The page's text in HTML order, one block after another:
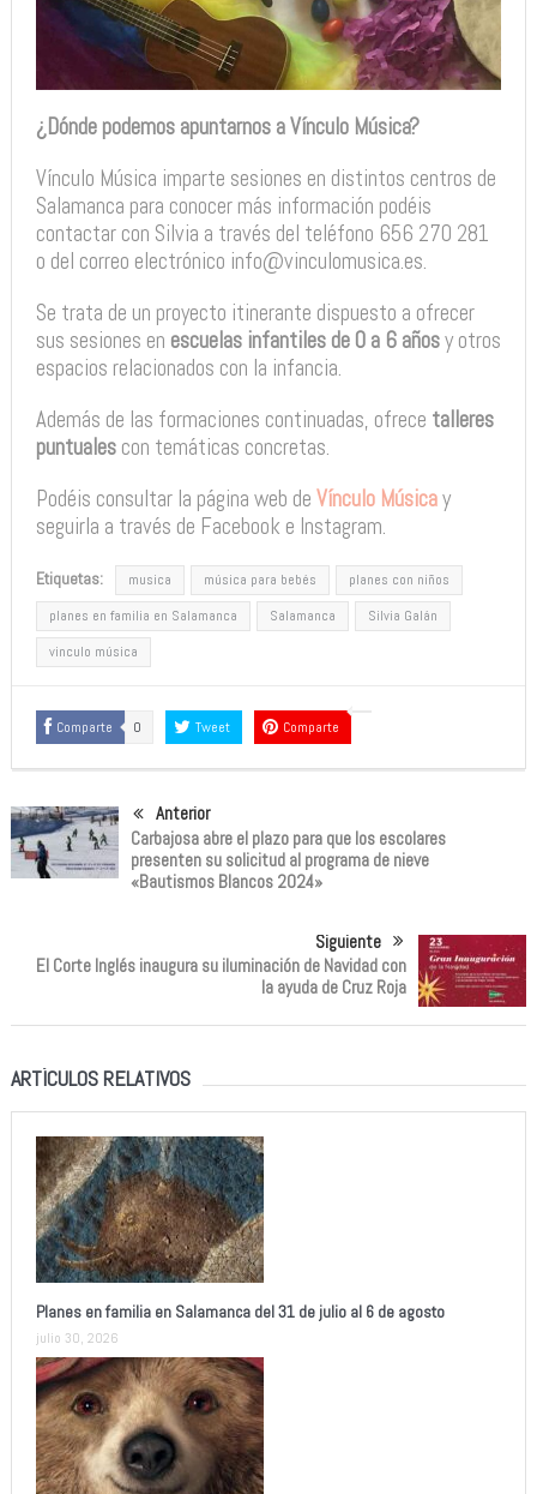
¿Dónde podemos apuntarnos a Vínculo Música?
Vínculo Música imparte sesiones en distintos centros de
Salamanca para conocer más información podéis
contactar con Silvia a través del teléfono 656 270 281
o del correo electrónico info@vinculomusica.es.
Se trata de un proyecto itinerante dispuesto a ofrecer
sus sesiones en escuelas infantiles de 0 a 6 añosy otros
espacios relacionados con la infancia.
Además de las formaciones continuadas, ofrece talleres
puntualescon temáticas concretas.
Podéis consultar la página web de Vínculo Músicay
seguirla a través de Facebook e Instagram.
Etiquetas: musica música para bebés
planes con niños
planes en familia en Salamanca
Salamanca
Silvia Galán
vinculo música
Comparte 0 Tweet Comparte
Anterior
Carbajosa abre el plazo para que los escolares
presenten su solicitud al programa de nieve
«Bautismos Blancos 2024»
Siguiente
El Corte Inglés inaugura su iluminación de Navidad con
la ayuda de Cruz Roja
ARTÍCULOS RELATIVOS
Planes en familia en Salamanca del 31 de julio al 6 de agosto
julio 30, 2026